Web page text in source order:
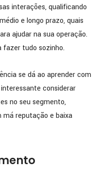
interações, qualificando
e longo prazo, quais
ajudar na sua operação.
fazer tudo sozinho.
se dá ao aprender com
considerar
no seu segmento,
reputação e baixa